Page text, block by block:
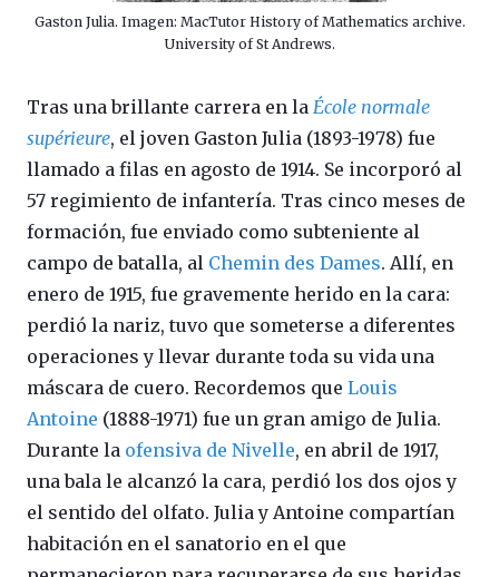
Gaston Julia. Imagen: MacTutor History of Mathematics archive.
University of St Andrews.
Tras una brillante carrera en la École normale
supérieure, el joven Gaston Julia (1893-1978) fue
llamado a filas en agosto de 1914. Se incorporó al
57 regimiento de infantería. Tras cinco meses de
formación, fue enviado como subteniente al
campo de batalla, al Chemin des Dames. Allí, en
enero de 1915, fue gravemente herido en la cara:
perdió la nariz, tuvo que someterse a diferentes
operaciones y llevar durante toda su vida una
máscara de cuero. Recordemos que Louis
Antoine (1888-1971) fue un gran amigo de Julia.
Durante la ofensiva de Nivelle, en abril de 1917,
una bala le alcanzó la cara, perdió los dos ojos y
el sentido del olfato. Julia y Antoine compartían
habitación en el sanatorio en el que